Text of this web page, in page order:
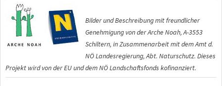
Bilder und Beschreibung mit freundlicher
Genehmigung von der Arche Noah, A-3553
Schiltern, in Zusammenarbeit mit dem Amt d.
NÖ Landesregierung, Abt. Naturschutz. Dieses
Projekt wird von der EU und dem NÖ Landschaftsfonds kofinanziert.